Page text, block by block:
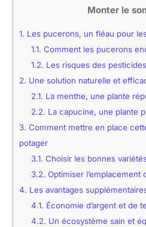
Monter le
1. Les pucerons, un fléau pour
1.1. Comment les pucerons
1.2. Les risques des
2. Une solution naturelle et
2.1. La menthe, une plante
2.2. La capucine, une plante
3. Comment mettre en place
potager
3.1. Choisir les bonnes
3.2. Optimiser l’emplacement
4. Les avantages
4.1. Économie d’argent et de
4.2. Un écosystème sain et